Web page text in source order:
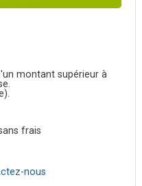
montant supérieur à
frais
nous